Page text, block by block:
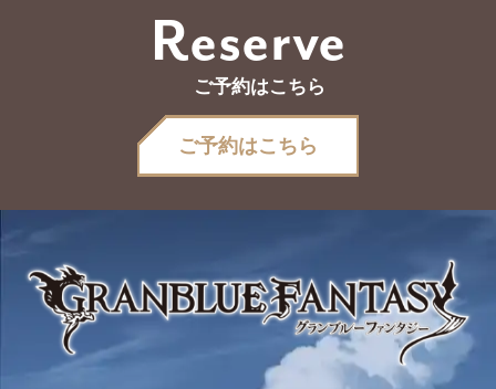
Reserve
ご予約はこちら
ご予約はこちら